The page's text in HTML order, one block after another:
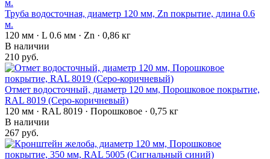
Труба водосточная, диаметр 120 мм, Zn покрытие, длина 0.6
м.
120 мм · L 0.6 мм · Zn · 0,86 кг
В наличии
210 руб.
Отмет водосточный, диаметр 120 мм, Порошковое покрытие,
RAL 8019 (Серо-коричневый)
120 мм · RAL 8019 · Порошковое · 0,75 кг
В наличии
267 руб.